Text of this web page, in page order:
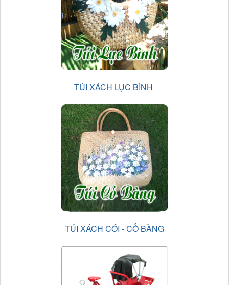
TÚI XÁCH LỤC BÌNH
TÚI XÁCH CÓI - CỎ BÀNG